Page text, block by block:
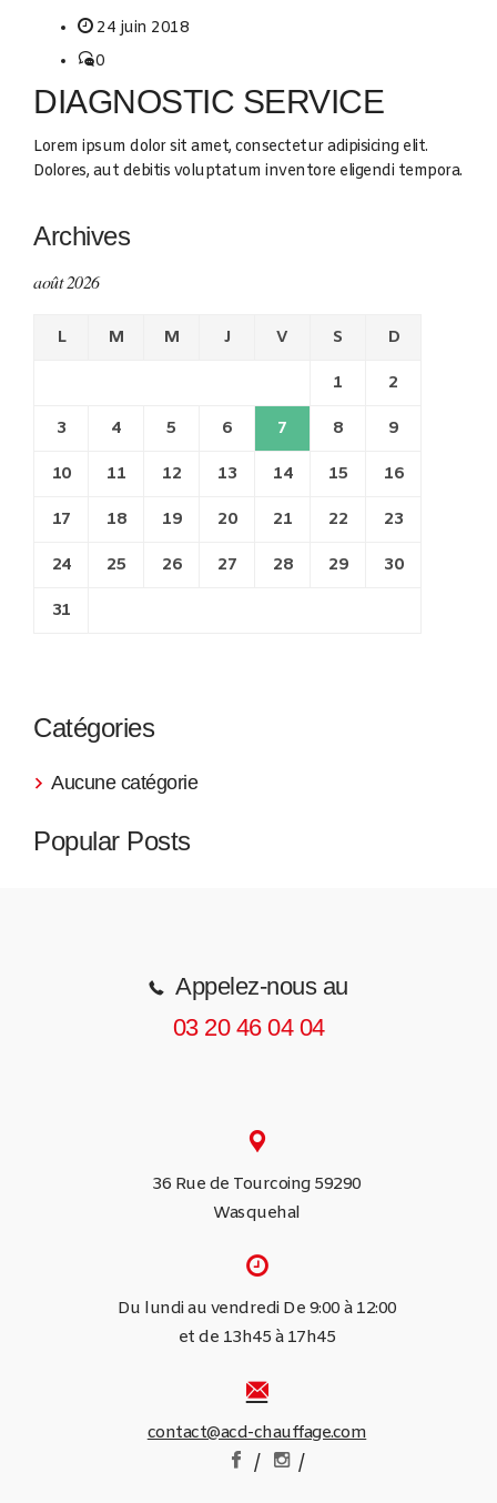
24 juin 2018
0
DIAGNOSTIC SERVICE
Lorem ipsum dolor sit amet, consectetur adipisicing elit.
Dolores, aut debitis voluptatum inventore eligendi tempora.
Archives
août 2026
L M M J V S D
1 2
3 4 5 6 7 8 9
10 11 12 13 14 15 16
17 18 19 20 21 22 23
24 25 26 27 28 29 30
31
Catégories
Aucune catégorie
Popular Posts
Appelez-nous au
03 20 46 04 04
36 Rue de Tourcoing 59290
Wasquehal
Du lundi au vendredi De 9:00 à 12:00
et de 13h45 à 17h45
contact@acd-chauffage.com
/ /